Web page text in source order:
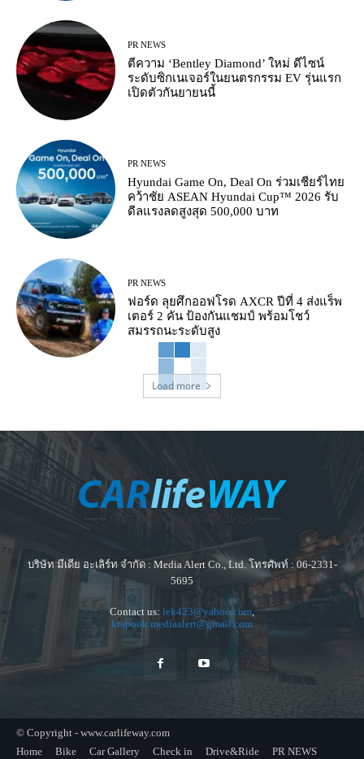
PR NEWS
ตีความ ‘Bentley Diamond’ ใหม่ ดีไซน์
ระดับซิกเนเจอร์ในยนตรกรรม EV รุ่นแรก
เปิดตัวกันยายนนี้
PR NEWS
Hyundai Game On, Deal On ร่วมเชียร์ไทย
คว้าชัย ASEAN Hyundai Cup™ 2026 รับ
ดีลแรงลดสูงสุด 500,000 บาท
PR NEWS
ฟอร์ด ลุยศึกออฟโรด AXCR ปีที่ 4 ส่งแร็พ
เตอร์ 2 คัน ป้องกันแชมป์ พร้อมโชว์
สมรรถนะระดับสูง
Load more
บริษัท มีเดีย อะเลิร์ท จำกัด : Media Alert Co., Ltd. โทรศัพท์ : 06-2331-
5695
Contact us: lek423@yahoo.com,
krapook.mediaalert@gmail.com
© Copyright - www.carlifeway.com
Home
Bike Car Gallery Check in Drive&Ride
PR NEWS